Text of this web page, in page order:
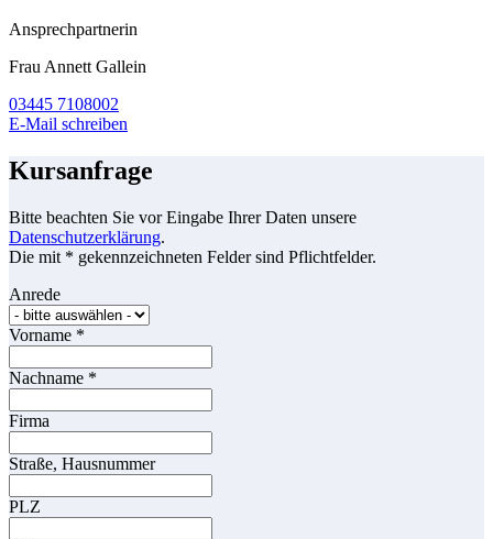
Ansprechpartnerin
Frau Annett Gallein
03445 7108002
E-Mail schreiben
Kursanfrage
Bitte beachten Sie vor Eingabe Ihrer Daten unsere
Datenschutzerklärung.
Die mit * gekennzeichneten Felder sind Pflichtfelder.
Anrede
Vorname *
Nachname *
Firma
Straße, Hausnummer
PLZ